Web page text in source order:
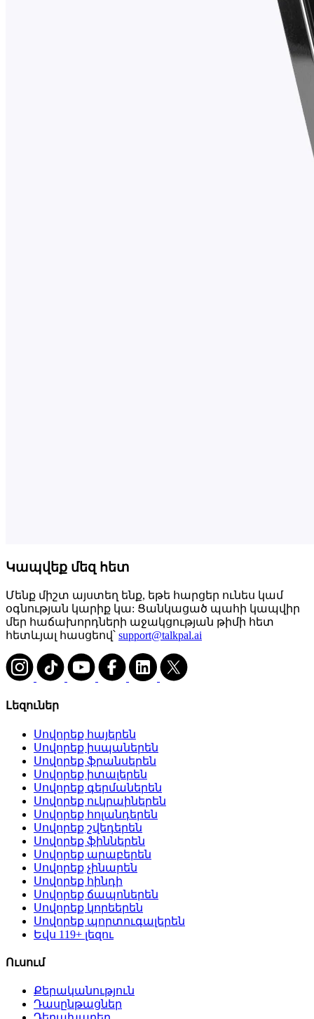
Կապվեք մեզ հետ
Մենք միշտ այստեղ ենք, եթե հարցեր ունես կամ
օգնության կարիք կա: Ցանկացած պահի կապվիր
մեր հաճախորդների աջակցության թիմի հետ
հետևյալ հասցեով՝ support@talkpal.ai
Լեզուներ
Սովորեք հայերեն
Սովորեք իսպաներեն
Սովորեք ֆրանսերեն
Սովորեք իտալերեն
Սովորեք գերմաներեն
Սովորեք ուկրաիներեն
Սովորեք հոլանդերեն
Սովորեք շվեդերեն
Սովորեք ֆիններեն
Սովորեք արաբերեն
Սովորեք չինարեն
Սովորեք հինդի
Սովորեք ճապոներեն
Սովորեք կորեերեն
Սովորեք պորտուգալերեն
Եվս 119+ լեզու
Ուսում
Քերականություն
Դասընթացներ